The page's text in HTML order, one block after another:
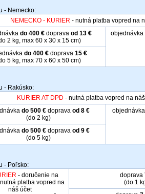
- Nemecko:
NEMECKO - KURIER - nutná platba vopred na
do 400 €doprava od 13 €
2 kg, max 60 x 30 x 15 cm)
objednávka
do 400 € doprava 15 €
5 kg, max 70 x 60 x 50 cm)
- Rakúsko:
KURIER AT DPD - nutná platba vopred na
do 500 € doprava od 8 €
(do 2 kg)
do 500 € doprava od 9 €
(do 5 kg)
- Poľsko:
- doručenie na
platba vopred na
náš účet
doprava
(do 1